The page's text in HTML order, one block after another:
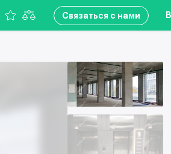
Связаться с нами